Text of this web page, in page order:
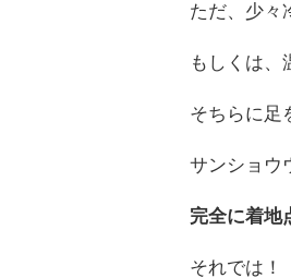
ただ、少々
もしくは、
そちらに足
サンショウ
完全に着地
それでは！